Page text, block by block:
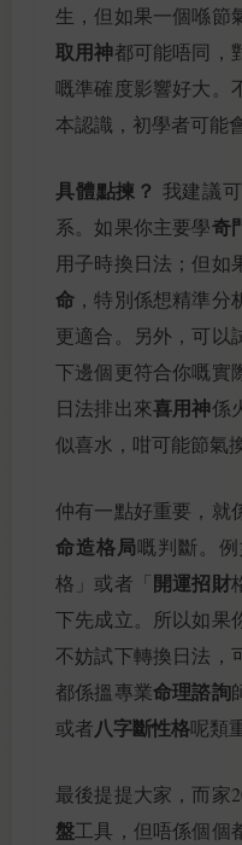
生，但如果一個喺節
取用神都可能唔同，
嘅準確度影響好大。
本認識，初學者可能
具體點揀？ 我建議
系。如果你主要學奇
用子時換日法；但如
命 ，特別係想精準分
更適合。另外，可以
下邊個更符合你嘅實
日法排出來喜用神係
似喜水，咁可能節氣
仲有一點好重要，就
命造格局嘅判斷。
格」或者「開運招財
下先成立。所以如果
不妨試下轉換日法，
都係搵專業命理諮詢
或者八字斷性格呢類
最後提提大家，而家
盤工具，但唔係個個